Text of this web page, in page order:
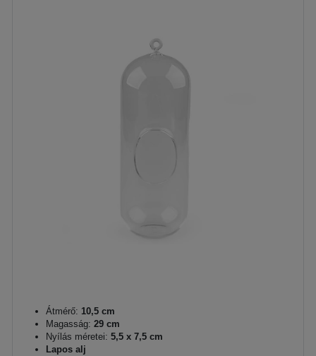
Átmérő: 10,5 cm
Magasság: 29 cm
Nyílás méretei: 5,5 x 7,5 cm
Lapos alj